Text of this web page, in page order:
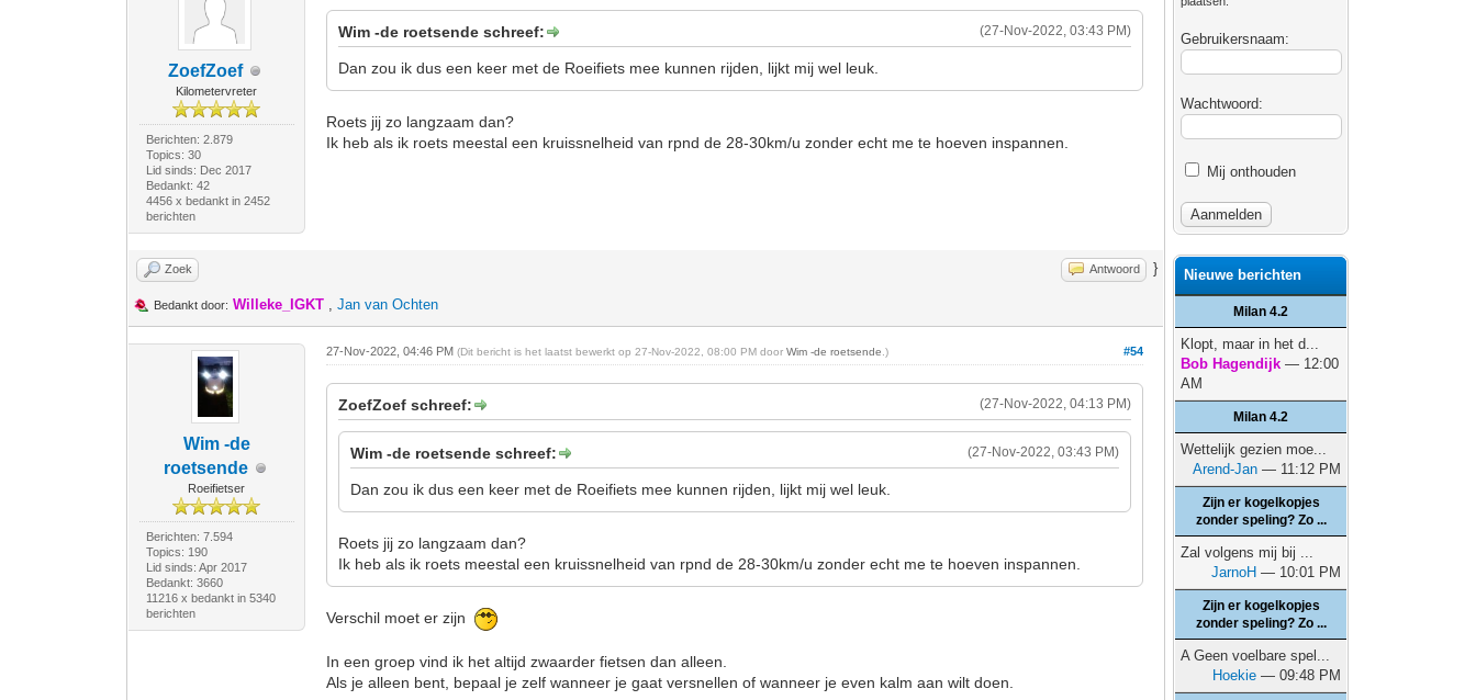
ZoefZoef
Kilometervreter
Berichten: 2.879
Topics: 30
Lid sinds: Dec 2017
Bedankt: 42
4456 x bedankt in 2452
berichten
(27-Nov-2022, 03:43 PM)
Wim -de roetsende schreef:
Dan zou ik dus een keer met de Roeifiets mee kunnen rijden, lijkt mij wel leuk.
Roets jij zo langzaam dan?
Ik heb als ik roets meestal een kruissnelheid van rpnd de 28-30km/u zonder echt me te hoeven inspannen.
Zoek Antwoord }
Bedankt door: Willeke_IGKT ,Jan van Ochten
Wim -de
roetsende
Roeifietser
Berichten: 7.594
Topics: 190
Lid sinds: Apr 2017
Bedankt: 3660
11216 x bedankt in 5340
berichten
#54
27-Nov-2022, 04:46 PM(Dit bericht is het laatst bewerkt op 27-Nov-2022, 08:00 PM doorWim -de roetsende .)
(27-Nov-2022, 04:13 PM)
ZoefZoef schreef:
(27-Nov-2022, 03:43 PM)
Wim -de roetsende schreef:
Dan zou ik dus een keer met de Roeifiets mee kunnen rijden, lijkt mij wel leuk.
Roets jij zo langzaam dan?
Ik heb als ik roets meestal een kruissnelheid van rpnd de 28-30km/u zonder echt me te hoeven inspannen.
Verschil moet er zijn
In een groep vind ik het altijd zwaarder fietsen dan alleen.
Als je alleen bent, bepaal je zelf wanneer je gaat versnellen of wanneer je even kalm aan wilt doen.
Gebruikersnaam:
Wachtwoord:
Mij onthouden
Nieuwe berichten
Milan 4.2
Klopt, maar in het d...
Bob Hagendijk — 12:00
AM
Milan 4.2
Wettelijk gezien moe...
Arend-Jan — 11:12 PM
Zijn er kogelkopjes
zonder speling? Zo ...
Zal volgens mij bij ...
JarnoH — 10:01 PM
Zijn er kogelkopjes
zonder speling? Zo ...
A Geen voelbare spel...
Hoekie — 09:48 PM